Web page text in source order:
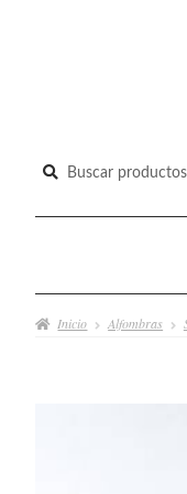
Buscar
Inicio Alfombras